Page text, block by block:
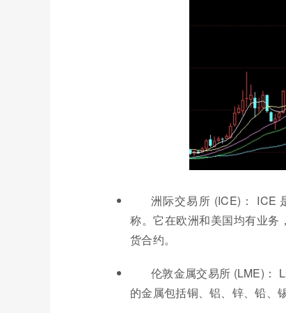
洲际交易所 (ICE)： ICE
称。它在欧洲和美国均有业务
货合约。
伦敦金属交易所 (LME)：
的金属包括铜、铝、锌、铅、